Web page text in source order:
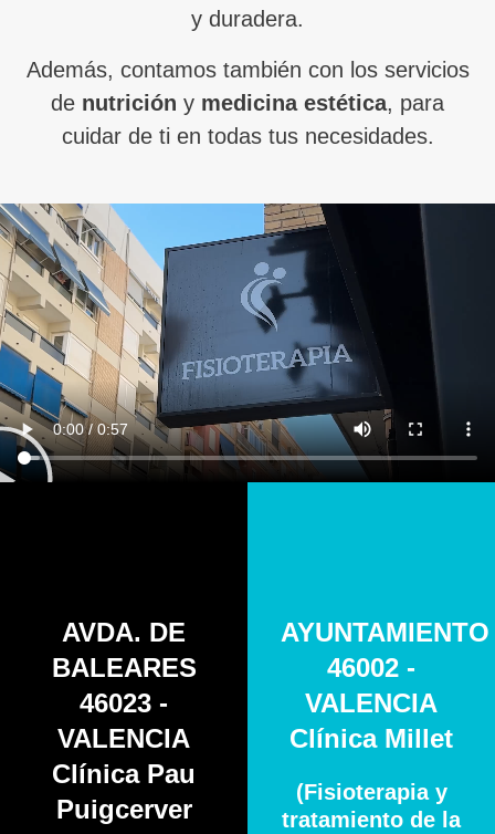
y duradera.
Además, contamos también con los servicios
de nutrición y medicina estética, para
cuidar de ti en todas tus necesidades.
AVDA. DE
BALEARES
46023 -
VALENCIA
Clínica Pau
Puigcerver
AYUNTAMIENTO
46002 -
VALENCIA
Clínica Millet
(Fisioterapia y
tratamiento de la